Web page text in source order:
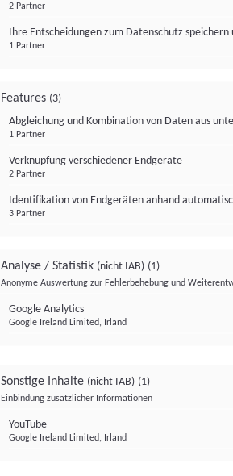
2 Partner
Ihre Entscheidungen zum Datenschutz
1 Partner
Features (3)
Abgleichung und Kombination von Daten aus
1 Partner
Verknüpfung verschiedener Endgeräte
2 Partner
Identifikation von Endgeräten anhand
3 Partner
Analyse / Statistik (nicht IAB) (1)
Anonyme Auswertung zur Fehlerbehebung und
Google Analytics
Google Ireland Limited, Irland
Sonstige Inhalte (nicht IAB) (1)
Einbindung zusätzlicher Informationen
YouTube
Google Ireland Limited, Irland